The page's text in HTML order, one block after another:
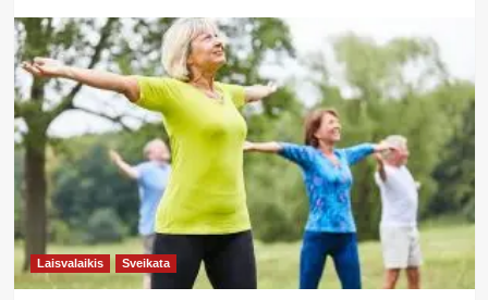
about
Duotas
garbės
žodis
generolui
kainavo
gyvybę.
Kazimiero
130-
osios
gimimo
metinės
Laisvalaikis Sveikata